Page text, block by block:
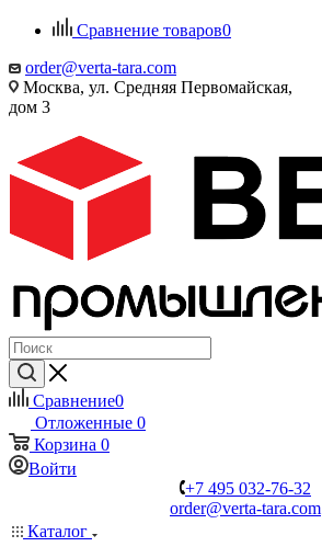
Сравнение товаров0
order@verta-tara.com
Москва, ул. Средняя Первомайская,
дом 3
Сравнение0
Отложенные 0
Корзина 0
Войти
+7 495 032-76-32
order@verta-tara.com
Каталог